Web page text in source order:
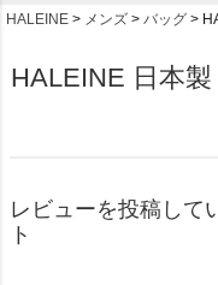
HALEINE メンズ バッグ
HALEINE 日本
レビューを投稿して
ト